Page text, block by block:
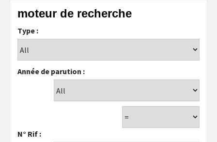
moteur de recherche
Type :
Année de parution :
N° Rif :